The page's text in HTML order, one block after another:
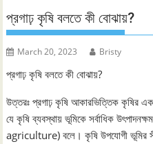
প্রগাঢ় কৃষি বলতে কী বোঝায়?
March 20, 2023 Bristy
প্রগাঢ় কৃষি বলতে কী বোঝায়?
উত্তরঃ প্রগাঢ় কৃষি আকারভিত্তিক কৃষির
যে কৃষি ব্যবস্থায় ভূমিকে সর্বাধিক
agriculture) বলে। কৃষি উপযোগী ভূমির